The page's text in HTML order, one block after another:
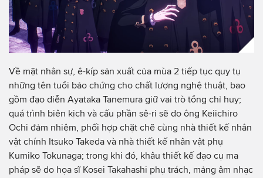
Về mặt nhân sự, ê-kíp sản xuất của mùa 2 tiếp tục quy tụ
những tên tuổi bảo chứng cho chất lượng nghệ thuật, bao
gồm đạo diễn Ayataka Tanemura giữ vai trò tổng chỉ huy;
quá trình biên kịch và cấu phần sê-ri sẽ do ông Keiichiro
Ochi đảm nhiệm, phối hợp chặt chẽ cùng nhà thiết kế nhân
vật chính Itsuko Takeda và nhà thiết kế nhân vật phụ
Kumiko Tokunaga; trong khi đó, khâu thiết kế đạo cụ ma
pháp sẽ do họa sĩ Kosei Takahashi phụ trách, mảng âm nhạc